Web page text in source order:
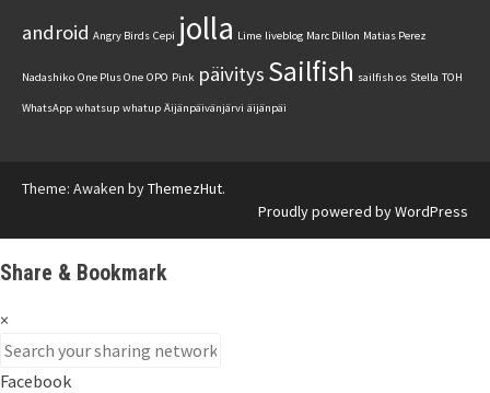
android Angry Birds Cepi jolla Lime liveblog Marc Dillon Matias Perez
Nadashiko One Plus One OPO Pink päivitys Sailfish sailfish os Stella TOH
WhatsApp whatsup whatup Äijänpäivänjärvi äijänpäi
Theme: Awaken byThemezHut.
Proudly powered by WordPress
Share & Bookmark
×
Facebook